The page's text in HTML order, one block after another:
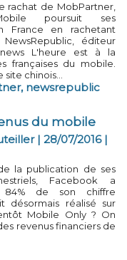
rachat de MobPartner,
poursuit ses
France en rachetant
éditeur
L'heure est à la
françaises du mobile.
chinois...
, newsrepublic
du mobile
| 28/07/2016|
la publication de ses
Facebook a
de son chiffre
désormais réalisé sur
Mobile Only ? On
revenus financiers de